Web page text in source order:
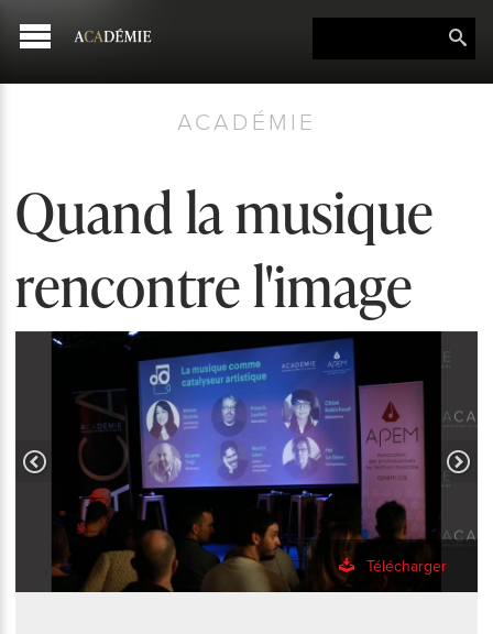
ACADÉMIE
Quand la musique
rencontre l'image
Télécharger